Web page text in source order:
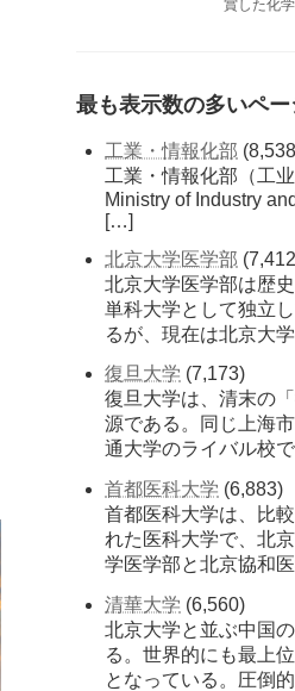
賞した化学
最も表示数の多いペー
工業・情報化部
工業・情報化部（工业
Ministry of Industry
[…]
北京大学医学部
北京大学医学部は歴
単科大学として独立
るが、現在は北京大
復旦大学 (7,173)
復旦大学は、清末の
源である。同じ上海
通大学のライバル校で
首都医科大学 (6,883)
首都医科大学は、比
れた医科大学で、北
学医学部と北京協和医
清華大学 (6,560)
北京大学と並ぶ中国
る。世界的にも最上
となっている。圧倒